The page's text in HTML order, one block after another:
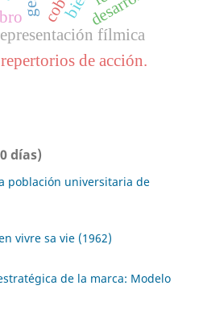
fílmica
repertorios de acción.
días)
población universitaria de
vivre sa vie (1962)
de la marca: Modelo